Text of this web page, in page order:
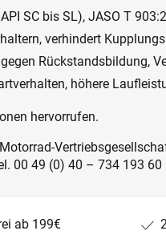
SC bis SL), JASO T
verhindert
Rückstandsbildung,
höhere
hervorrufen.
00 49 (0) 40 – 734 193
ab 199€